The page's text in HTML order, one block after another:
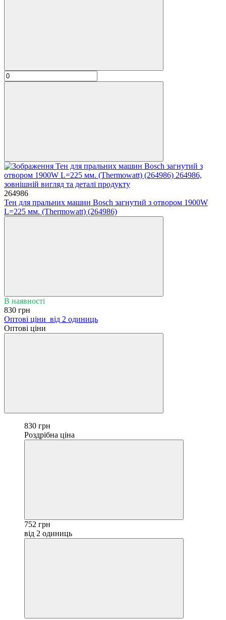
264986
Тен для пральних машин Bosсh загнутий з отвором 1900W
L=225 мм. (Thermowatt) (264986)
В наявності
830 грн
Оптові ціни від 2 одиниць
Оптові ціни
830 грн
Роздрібна ціна
752 грн
від 2 одиниць